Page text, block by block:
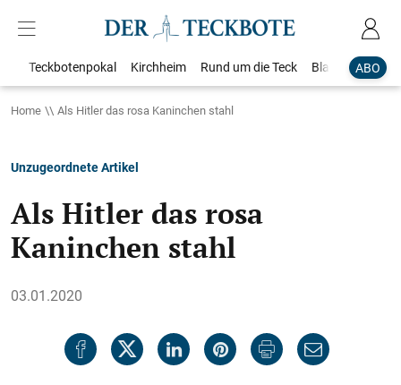
ABO
Teckbotenpokal Kirchheim Rund um die Teck Blaulicht
Home Als Hitler das rosa Kaninchen stahl
Unzugeordnete Artikel
Als Hitler das rosa
Kaninchen stahl
03.01.2020